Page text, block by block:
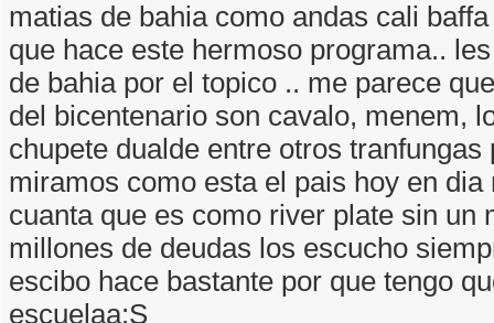
matias de bahia como andas cali
que hace este hermoso programa..
de bahia por el topico .. me parece
del bicentenario son cavalo, menem,
chupete dualde entre otros tranfungas
miramos como esta el pais hoy en dia
cuanta que es como river plate sin un
millones de deudas los escucho
escibo hace bastante por que tengo
escuelaa:S